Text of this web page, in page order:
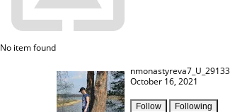
No item found
October 16, 2021
Follow Following